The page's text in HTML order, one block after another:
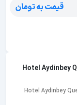
قیمت به تومان
Hotel Aydinbey
Hotel Aydinbey